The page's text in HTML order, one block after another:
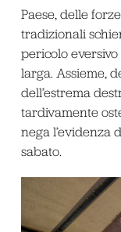
Paese, delle
tradizionali
pericolo
larga. Assieme,
dell’estrema
tardivamente
nega l’evidenza
sabato.